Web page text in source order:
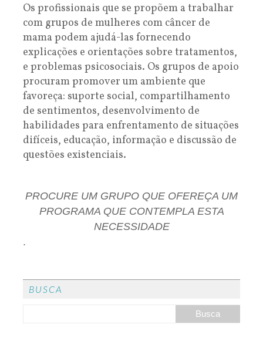
Os profissionais que se propõem a trabalhar
com grupos de mulheres com câncer de
mama podem ajudá-las fornecendo
explicações e orientações sobre tratamentos,
e problemas psicosociais. Os grupos de apoio
procuram promover um ambiente que
favoreça: suporte social, compartilhamento
de sentimentos, desenvolvimento de
habilidades para enfrentamento de situações
difíceis, educação, informação e discussão de
questões existenciais.
PROCURE UM GRUPO QUE OFEREÇA UM
PROGRAMA QUE CONTEMPLA ESTA
NECESSIDADE
.
BUSCA